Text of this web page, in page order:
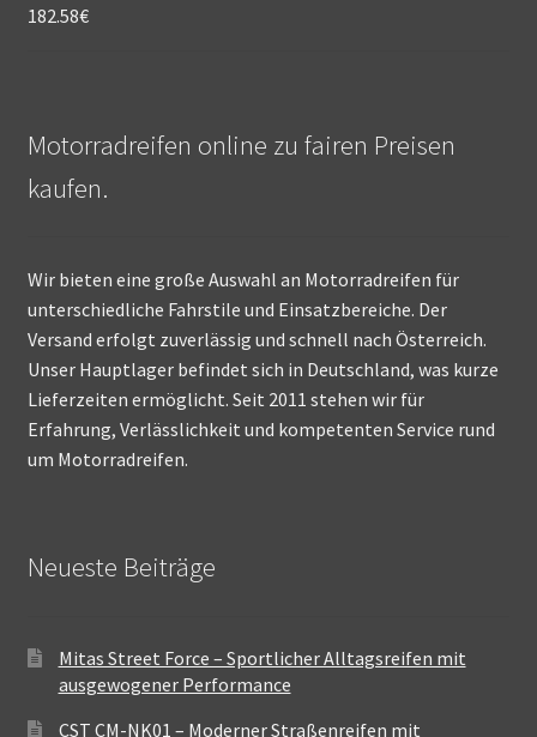
182.58€
Motorradreifen online zu fairen Preisen
kaufen.
Wir bieten eine große Auswahl an Motorradreifen für
unterschiedliche Fahrstile und Einsatzbereiche. Der
Versand erfolgt zuverlässig und schnell nach Österreich.
Unser Hauptlager befindet sich in Deutschland, was kurze
Lieferzeiten ermöglicht. Seit 2011 stehen wir für
Erfahrung, Verlässlichkeit und kompetenten Service rund
um Motorradreifen.
Neueste Beiträge
Mitas Street Force – Sportlicher Alltagsreifen mit
ausgewogener Performance
CST CM-NK01 – Moderner Straßenreifen mit